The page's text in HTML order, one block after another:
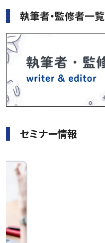
執筆者・監修者一覧
セミナー情報